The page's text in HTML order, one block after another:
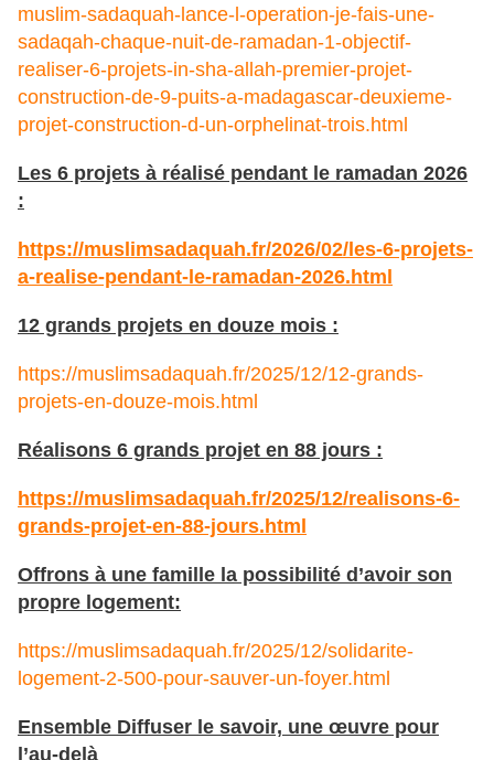
muslim-sadaquah-lance-l-operation-je-fais-une-
sadaqah-chaque-nuit-de-ramadan-1-objectif-
realiser-6-projets-in-sha-allah-premier-projet-
construction-de-9-puits-a-madagascar-deuxieme-
projet-construction-d-un-orphelinat-trois.html
Les 6 projets à réalisé pendant le ramadan 2026
:
https://muslimsadaquah.fr/2026/02/les-6-projets-
a-realise-pendant-le-ramadan-2026.html
12 grands projets en douze mois :
https://muslimsadaquah.fr/2025/12/12-grands-
projets-en-douze-mois.html
Réalisons 6 grands projet en 88 jours :
https://muslimsadaquah.fr/2025/12/realisons-6-
grands-projet-en-88-jours.html
Offrons à une famille la possibilité d’avoir son
propre logement:
https://muslimsadaquah.fr/2025/12/solidarite-
logement-2-500-pour-sauver-un-foyer.html
Ensemble Diffuser le savoir, une œuvre pour
l’au-delà